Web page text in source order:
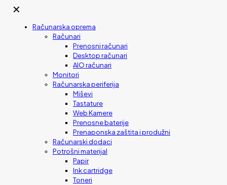
✕
Računarska oprema
Računari
Prenosni računari
Desktop računari
AIO računari
Monitori
Računarska periferija
Miševi
Tastature
Web Kamere
Prenosne baterije
Prenaponska zaštita i produžni
Računarski dodaci
Potrošni materijal
Papir
Ink cartridge
Toneri